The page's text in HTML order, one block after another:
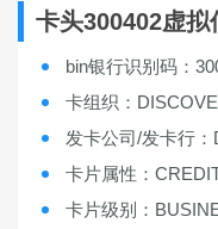
卡头300402虚拟
bin银行识别码：
卡组织：
发卡公司/发卡行
卡片属性：
卡片级别：